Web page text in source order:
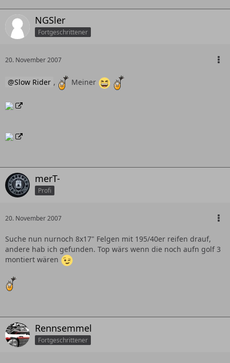
NGSler
Fortgeschrittener
20. November 2007
Slow Rider , Meiner
merT-
Profi
20. November 2007
Suche nun nurnoch 8x17" Felgen mit 195/40er reifen drauf,
andere hab ich gefunden. Top wärs wenn die noch aufn golf 3
montiert wären
Rennsemmel
Fortgeschrittener